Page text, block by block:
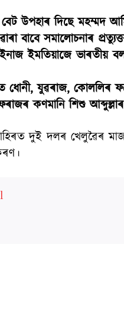
উপহাৰ দিছে মহম্মদ
বাবে সমালোচনাৰ
ইমতিয়াজে ভাৰতীয়
ধোনী, যুৱৰাজ, কোললিৰ
কণমানি শিশু
দুই দলৰ খেলুৱৈৰ